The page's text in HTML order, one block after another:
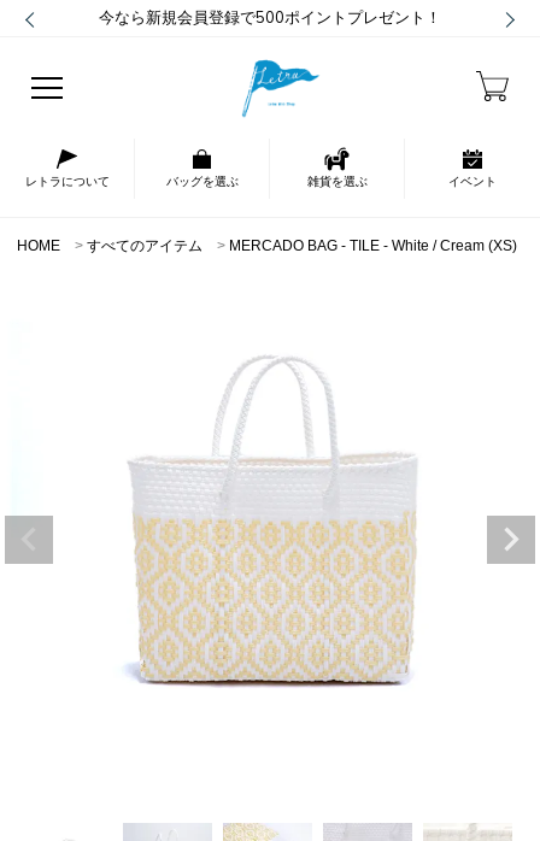
今なら新規会員登録で500ポイントプレゼント！
レトラについて バッグを選ぶ 雑貨を選ぶ イベント
HOME すべてのアイテム MERCADO BAG - TILE - White / Cream (XS)